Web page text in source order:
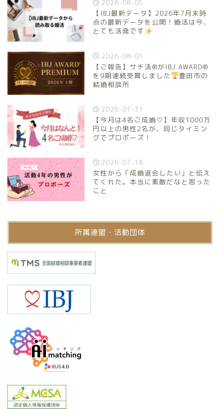
2026-08-05
【IBJ最新データ】2026年7月末時
点の最新データを公開！婚活は今、
とても活発です
2026-08-01
【ご報告】サチ活®がIBJ AWARD®
を9期連続受賞しました
豊田市の
結婚相談所
2026-07-31
【今月は4名ご成婚♡】年収1000万
円以上の男性2名が、同じタイミン
グでプロポーズ！
2026-07-18
女性から「成婚退会したい」と伝え
てくれた。本当に素敵だなと思った
こと
所属連盟・活動団体